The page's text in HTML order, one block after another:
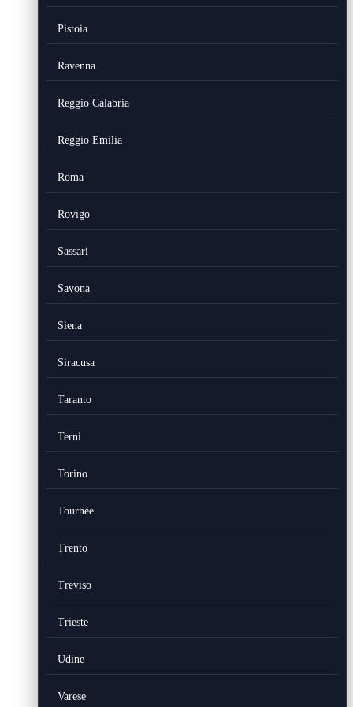
Pistoia
Ravenna
Reggio Calabria
Reggio Emilia
Roma
Rovigo
Sassari
Savona
Siena
Siracusa
Taranto
Terni
Torino
Tournèe
Trento
Treviso
Trieste
Udine
Varese